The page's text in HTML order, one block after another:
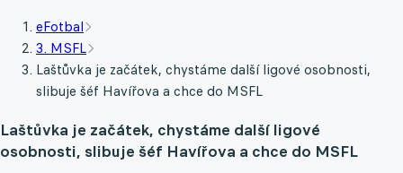
eFotbal
3. MSFL
Laštůvka je začátek, chystáme další ligové osobnosti,
slibuje šéf Havířova a chce do MSFL
Laštůvka je začátek, chystáme další ligové
osobnosti, slibuje šéf Havířova a chce do MSFL